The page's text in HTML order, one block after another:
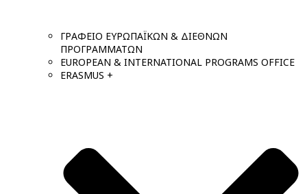
ΓΡΑΦΕΙΟ ΕΥΡΩΠΑΪΚΩΝ & ΔΙΕΘΝΩΝ
ΠΡΟΓΡΑΜΜΑΤΩΝ
EUROPEAN & INTERNATIONAL PROGRAMS OFFICE
ERASMUS +